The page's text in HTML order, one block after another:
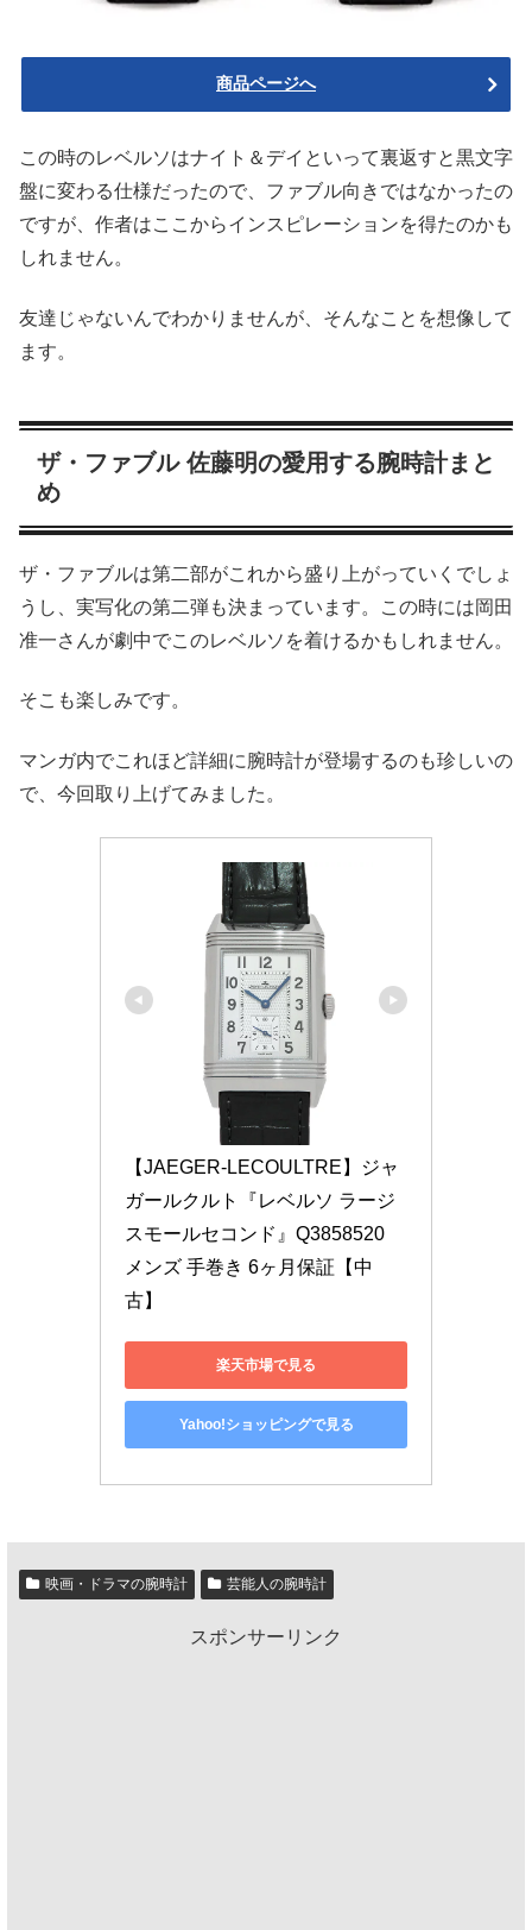
商品ページへ
この時のレベルソはナイト＆デイといって裏返すと黒文字
盤に変わる仕様だったので、ファブル向きではなかったの
ですが、作者はここからインスピレーションを得たのかも
しれません。
友達じゃないんでわかりませんが、そんなことを想像して
ます。
ザ・ファブル 佐藤明の愛用する腕時計まと
め
ザ・ファブルは第二部がこれから盛り上がっていくでしょ
うし、実写化の第二弾も決まっています。この時には岡田
准一さんが劇中でこのレベルソを着けるかもしれません。
そこも楽しみです。
マンガ内でこれほど詳細に腕時計が登場するのも珍しいの
で、今回取り上げてみました。
【JAEGER-LECOULTRE】ジャ
ガールクルト『レベルソ ラージ
スモールセコンド』Q3858520
メンズ 手巻き 6ヶ月保証【中
古】
楽天市場で見る
Yahoo!ショッピングで見る
映画・ドラマの腕時計 芸能人の腕時計
スポンサーリンク